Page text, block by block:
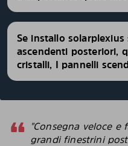
Se installo
ascendenti posteriori,
cristalli, I pannelli
"Consegna veloce e
grandi finestrini